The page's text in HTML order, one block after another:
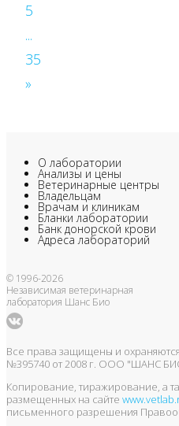
5
...
35
»
О лаборатории
Анализы и цены
Ветеринарные центры
Владельцам
Врачам и клиникам
Бланки лаборатории
Банк донорской крови
Адреса лабораторий
© 1996-2026
Независимая ветеринарная
лаборатория Шанс Био
Все права защищены и
№395740 от 2008 г. ООО "ШАНС
Копирование, тиражирование, а
размещенных на сайте
письменного разрешения